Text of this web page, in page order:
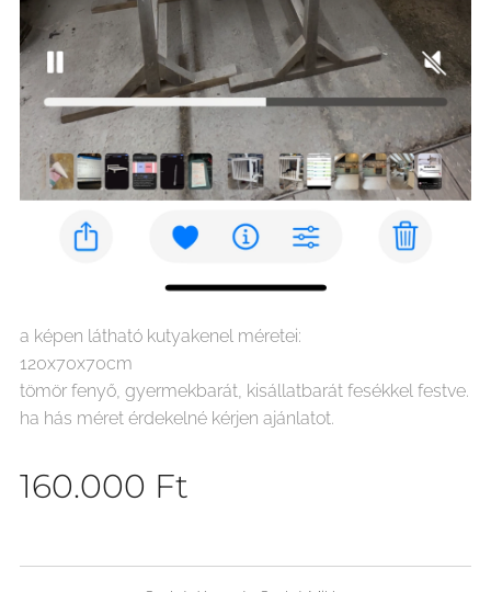
a képen látható kutyakenel méretei:
120x70x70cm
tömör fenyő, gyermekbarát, kisállatbarát fesékkel festve.
ha hás méret érdekelné kérjen ajánlatot.
160.000 Ft